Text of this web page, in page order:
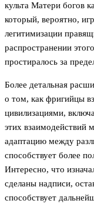
культа Матери богов
который, вероятно,
легитимизации
распространении
простиралось за
Более детальная
о том, как фригийцы
цивилизациями,
этих взаимодействий
адаптацию между
способствует более
Интересно, что
сделаны надписи,
способствует